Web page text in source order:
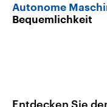
Autonome
Bequemlichkeit
Entdecken Sie